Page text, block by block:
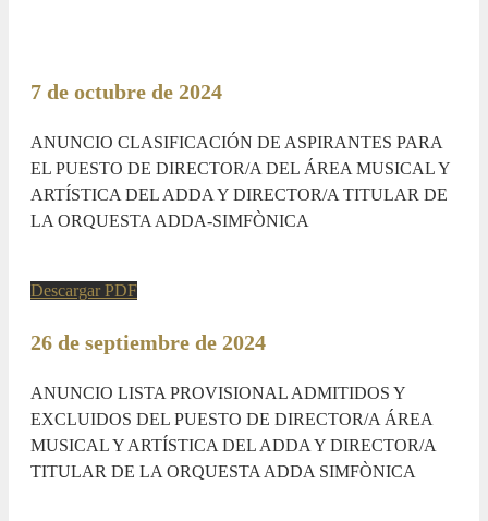
7 de octubre de 2024
ANUNCIO CLASIFICACIÓN DE ASPIRANTES PARA
EL PUESTO DE DIRECTOR/A DEL ÁREA MUSICAL Y
ARTÍSTICA DEL ADDA Y DIRECTOR/A TITULAR DE
LA ORQUESTA ADDA-SIMFÒNICA
Descargar PDF
26 de septiembre de 2024
ANUNCIO LISTA PROVISIONAL ADMITIDOS Y
EXCLUIDOS DEL PUESTO DE DIRECTOR/A ÁREA
MUSICAL Y ARTÍSTICA DEL ADDA Y DIRECTOR/A
TITULAR DE LA ORQUESTA ADDA SIMFÒNICA